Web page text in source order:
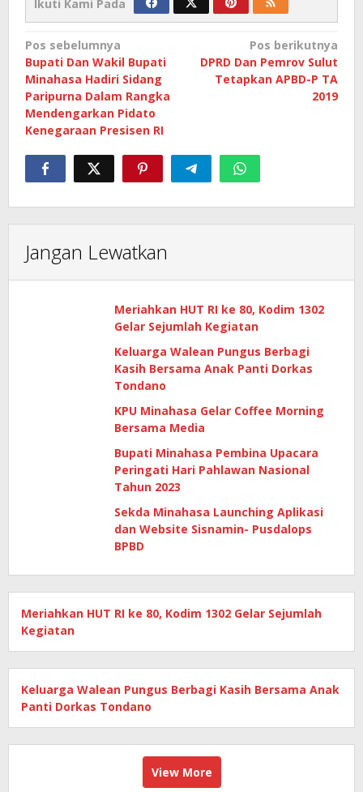
Ikuti Kami Pada
Navigasi
pos
Pos sebelumnya
Bupati Dan Wakil Bupati
Minahasa Hadiri Sidang
Paripurna Dalam Rangka
Mendengarkan Pidato
Kenegaraan Presisen RI
Pos berikutnya
DPRD Dan Pemrov Sulut
Tetapkan APBD-P TA
2019
Jangan Lewatkan
Meriahkan HUT RI ke 80, Kodim 1302
Gelar Sejumlah Kegiatan
Keluarga Walean Pungus Berbagi
Kasih Bersama Anak Panti Dorkas
Tondano
KPU Minahasa Gelar Coffee Morning
Bersama Media
Bupati Minahasa Pembina Upacara
Peringati Hari Pahlawan Nasional
Tahun 2023
Sekda Minahasa Launching Aplikasi
dan Website Sisnamin- Pusdalops
BPBD
Meriahkan HUT RI ke 80, Kodim 1302 Gelar Sejumlah
Kegiatan
Keluarga Walean Pungus Berbagi Kasih Bersama Anak
Panti Dorkas Tondano
View More